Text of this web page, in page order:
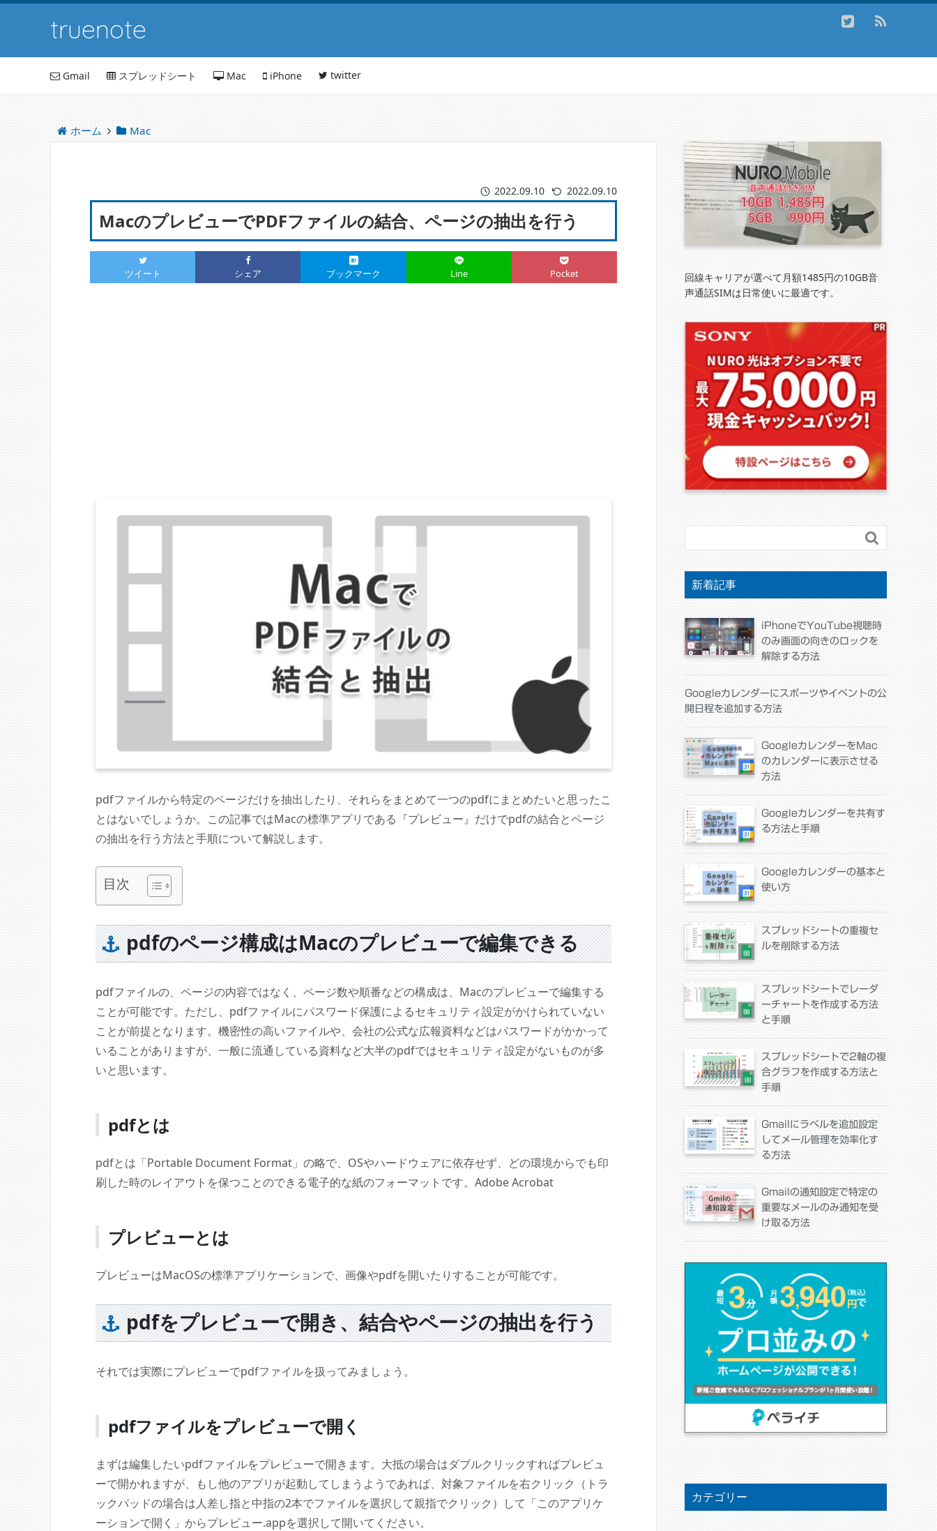
truenote
Gmail スプレッドシート Mac iPhone twitter
ホーム Mac
2022.09.10
2022.09.10
MacのプレビューでPDFファイルの結合、ページの抽出を行う
ツイート シェア ブックマーク Line Pocket
pdfファイルから特定のページだけを抽出したり、それらをまとめて一つのpdfにまとめたいと思ったこ
とはないでしょうか。この記事ではMacの標準アプリである『プレビュー』だけでpdfの結合とページ
の抽出を行う方法と手順について解説します。
目次
pdfのページ構成はMacのプレビューで編集できる
pdfファイルの、ページの内容ではなく、ページ数や順番などの構成は、Macのプレビューで編集する
ことが可能です。ただし、pdfファイルにパスワード保護によるセキュリティ設定がかけられていない
ことが前提となります。機密性の高いファイルや、会社の公式な広報資料などはパスワードがかかって
いることがありますが、一般に流通している資料など大半のpdfではセキュリティ設定がないものが多
いと思います。
pdfとは
pdfとは「Portable Document Format」の略で、OSやハードウェアに依存せず、どの環境からでも印
刷した時のレイアウトを保つことのできる電子的な紙のフォーマットです。Adobe Acrobat
プレビューとは
プレビューはMacOSの標準アプリケーションで、画像やpdfを開いたりすることが可能です。
pdfをプレビューで開き、結合やページの抽出を行う
それでは実際にプレビューでpdfファイルを扱ってみましょう。
pdfファイルをプレビューで開く
まずは編集したいpdfファイルをプレビューで開きます。大抵の場合はダブルクリックすればプレビュ
ーで開かれますが、もし他のアプリが起動してしまうようであれば、対象ファイルを右クリック（トラ
ックパッドの場合は人差し指と中指の2本でファイルを選択して親指でクリック）して「このアプリケ
ーションで開く」からプレビュー.appを選択して開いてください。
回線キャリアが選べて月額1485円の10GB音
声通話SIMは日常使いに最適です。

新着記事
iPhoneでYouTube視聴時
のみ画面の向きのロックを
解除する方法
Googleカレンダーにスポーツやイベントの公
開日程を追加する方法
GoogleカレンダーをMac
のカレンダーに表示させる
方法
Googleカレンダーを共有す
る方法と手順
Googleカレンダーの基本と
使い方
スプレッドシートの重複セ
ルを削除する方法
スプレッドシートでレーダ
ーチャートを作成する方法
と手順
スプレッドシートで2軸の複
合グラフを作成する方法と
手順
Gmailにラベルを追加設定
してメール管理を効率化す
る方法
Gmailの通知設定で特定の
重要なメールのみ通知を受
け取る方法
カテゴリー